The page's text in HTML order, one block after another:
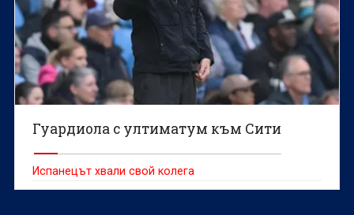
Гуардиола с ултиматум към Сити
Испанецът хвали свой колега